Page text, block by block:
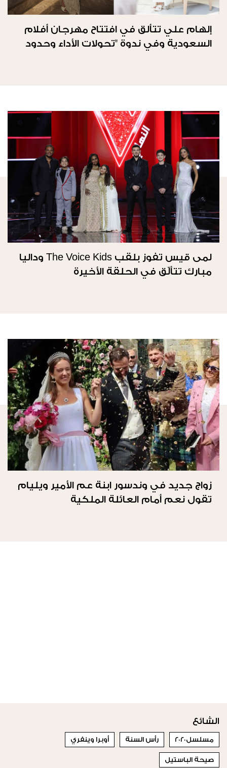
إلهام علي تتألق في افتتاح مهرجان أفلام
السعودية وفي ندوة "تحولات الأداء وحدود
لمى قيس تفوز بلقب The Voice Kids وداليا
مبارك تتألّق في الحلقة الأخيرة
زواج جديد في وندسور ابنة عم الأمير ويليام
تقول نعم أمام العائلة الملكية
الشائع
مسلسل٢٠٢٠ رأس السنة أوبرا وينفري
صيحة الباستيل